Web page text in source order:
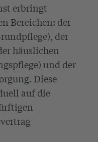
erbringt
Bereichen: der
der
häuslichen
und der
Diese
auf die